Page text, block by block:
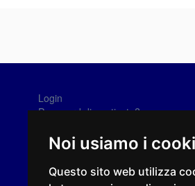
Noi usiamo i
Questo sito web utilizza
Login
Password dimenticata?